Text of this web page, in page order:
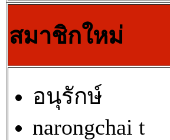
สมาชิกใหม่
อนุรักษ์
narongchai t